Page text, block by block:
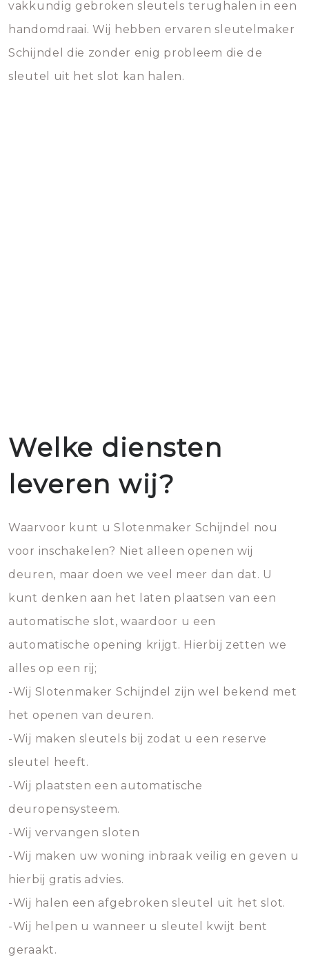
vakkundig gebroken sleutels terughalen in een
handomdraai. Wij hebben ervaren sleutelmaker
Schijndel die zonder enig probleem die de
sleutel uit het slot kan halen.
Welke diensten
leveren wij?
Waarvoor kunt u Slotenmaker Schijndel nou
voor inschakelen? Niet alleen openen wij
deuren, maar doen we veel meer dan dat. U
kunt denken aan het laten plaatsen van een
automatische slot, waardoor u een
automatische opening krijgt. Hierbij zetten we
alles op een rij;
-Wij Slotenmaker Schijndel zijn wel bekend met
het openen van deuren.
-Wij maken sleutels bij zodat u een reserve
sleutel heeft.
-Wij plaatsten een automatische
deuropensysteem.
-Wij vervangen sloten
-Wij maken uw woning inbraak veilig en geven u
hierbij gratis advies.
-Wij halen een afgebroken sleutel uit het slot.
-Wij helpen u wanneer u sleutel kwijt bent
geraakt.